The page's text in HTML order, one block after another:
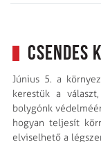
Csendes
Június 5. a
kerestük a
bolygónk
hogyan teljesít
elviselhető a